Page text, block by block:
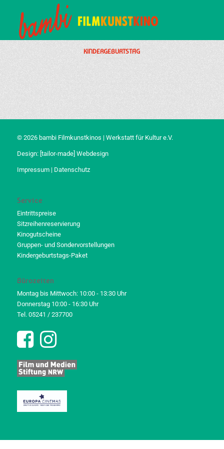
KINDERGEBURTSTAG
© 2026 bambi Filmkunstkinos | Werkstatt für Kultur e.V.
Design: [tailor-made] Webdesign
Impressum| Datenschutz
Service
Eintrittspreise
Sitzreihenreservierung
Kinogutscheine
Gruppen- und Sondervorstellungen
Kindergeburtstags-Paket
Bürozeiten
Montag bis Mittwoch: 10:00 - 13:30 Uhr
Donnerstag 10:00 - 16:30 Uhr
Tel. 05241 / 237700